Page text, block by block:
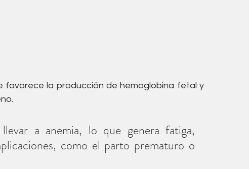
favorece la producción de hemoglobina fetal y
a anemia, lo que genera fatiga,
como el parto prematuro o